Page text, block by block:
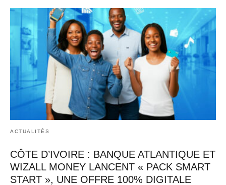
ACTUALITÉS
CÔTE D’IVOIRE : BANQUE ATLANTIQUE ET
WIZALL MONEY LANCENT « PACK SMART
START », UNE OFFRE 100% DIGITALE